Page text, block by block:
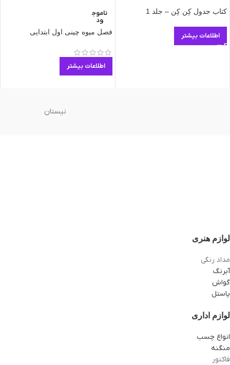
کتاب جدول کِن کِن – جلد 1
اطلاعات بیشتر
ناموج
ود
فصل میوه چینی اول ابتدایی
اطلاعات بیشتر
نیستان
لوازم هنری
مداد رنگی
آبرنگ
گواش
پاستل
لوازم اداری
انواع چسب
منگنه
فاکتور